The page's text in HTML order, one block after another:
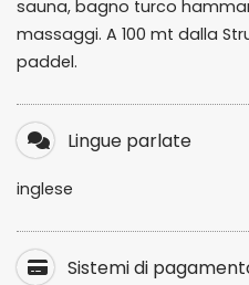
sauna, bagno turco
massaggi. A 100 mt dalla
paddel.
Lingue parlate
inglese
Sistemi di